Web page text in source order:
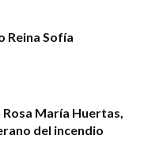
Reina Sofía
María Huertas,
del incendio